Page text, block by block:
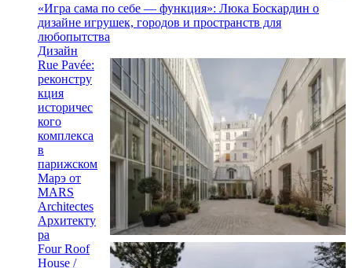
«Игра сама по себе — функция»: Люка Боскардин о
дизайне игрушек, городов и пространств для
любопытства
Дизайн
Rue Pavée:
реконстру
кция
историчес
кого
комплекса
в
парижском
Марэ от
MARS
Architectes
Архитекту
ра
Four Roof
House /